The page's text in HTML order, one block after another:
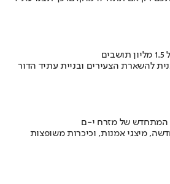
להשארת הצעירים ובניית עתיד הדור
המתחדש של מזרח י-ם
מיצגי אמנות, וכיכרות משופצות